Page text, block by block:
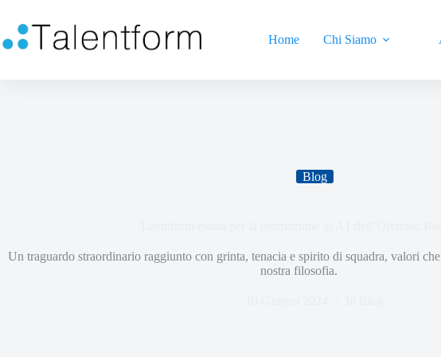
Home Chi Siamo
Blog
Un traguardo straordinario raggiunto con grinta, tenacia e spirito di squadra, valori
nostra filosofia.